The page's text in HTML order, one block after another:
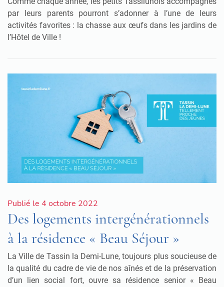
par leurs parents pourront s’adonner à l’une de leurs
activités favorites : la chasse aux œufs dans les jardins de
l’Hôtel de Ville !
Publié le 4 octobre 2022
Des logements intergénérationnels
à la résidence « Beau Séjour »
La Ville de Tassin la Demi-Lune, toujours plus soucieuse de
la qualité du cadre de vie de nos aînés et de la préservation
d’un lien social fort, ouvre sa résidence senior « Beau